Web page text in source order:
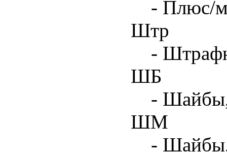
- Плюс/
Штр
-
ШБ
- Шайбы,
ШМ
- Шайбы,